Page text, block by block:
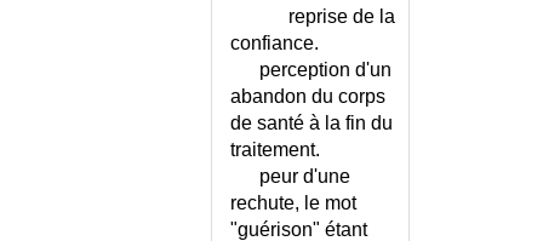
DOMMAGE CORPOREL
DON DE MOELLE OSSEUSE
DON DU CORPS À LA SCIENCE
reprise de la
confiance.
perception d'un
abandon du corps
de santé à la fin du
traitement.
peur d'une
rechute, le mot
"guérison" étant